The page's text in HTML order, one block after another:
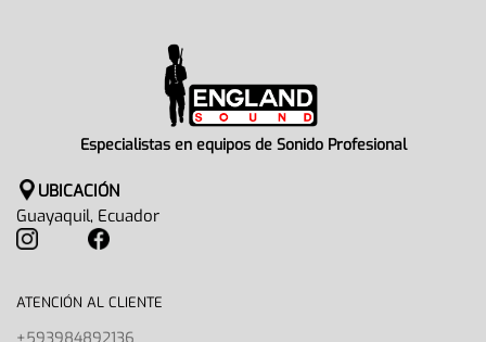
Especialistas en equipos de Sonido Profesional
UBICACIÓN
Guayaquil, Ecuador
ATENCIÓN AL CLIENTE